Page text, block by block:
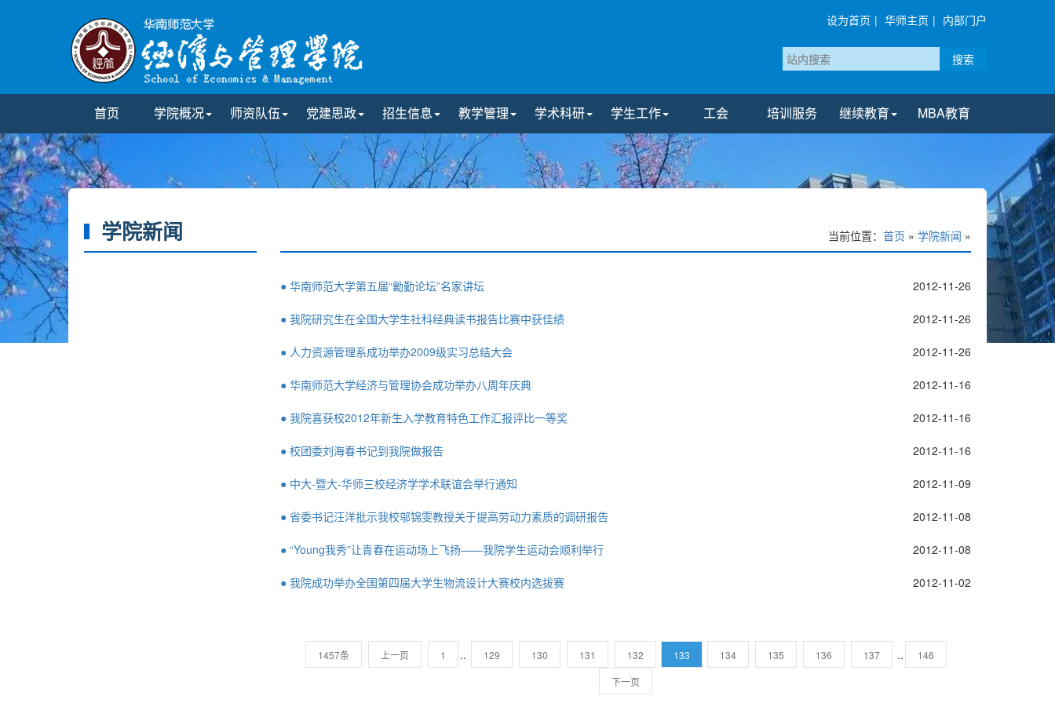
设为首页 | 华师主页 | 内部门户
搜索
首页 学院概况 师资队伍 党建思政 招生信息 教学管理 学术科研 学生工作 工会 培训服务 继续教育 MBA教育
学院新闻 当前位置： 首页 » 学院新闻 »
● 华南师范大学第五届“勷勤论坛”名家讲坛 2012-11-26
● 我院研究生在全国大学生社科经典读书报告比赛中获佳绩 2012-11-26
● 人力资源管理系成功举办2009级实习总结大会 2012-11-26
● 华南师范大学经济与管理协会成功举办八周年庆典 2012-11-16
● 我院喜获校2012年新生入学教育特色工作汇报评比一等奖 2012-11-16
● 校团委刘海春书记到我院做报告 2012-11-16
● 中大-暨大-华师三校经济学学术联谊会举行通知 2012-11-09
● 省委书记汪洋批示我校邬锦雯教授关于提高劳动力素质的调研报告 2012-11-08
● “Young我秀”让青春在运动场上飞扬——我院学生运动会顺利举行 2012-11-08
● 我院成功举办全国第四届大学生物流设计大赛校内选拔赛 2012-11-02
1457条 上一页 1 .. 129 130 131 132 133 134 135 136 137 ..
146
下一页